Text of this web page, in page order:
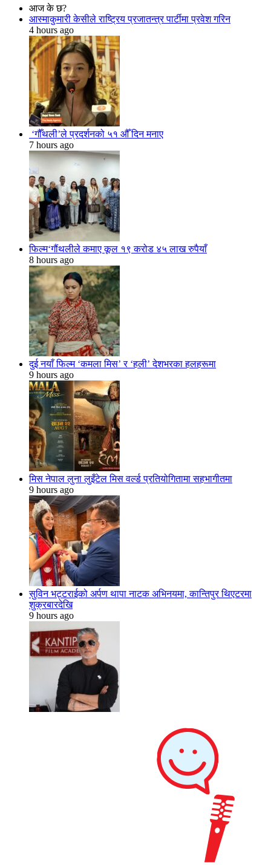
आज के छ?
आस्माकुमारी केसीले राष्ट्रिय प्रजातन्त्र पार्टीमा प्रवेश गरिन
4 hours ago
‘गौँथली’ले प्रदर्शनको ५१ औँ दिन मनाए
7 hours ago
फिल्म‘गौंथलीले कमाए कूल १९ करोड ४५ लाख रुपैयाँ
8 hours ago
दुई नयाँ फिल्म ‘कमला मिस’ र ‘हली’ देशभरका हलहरूमा
9 hours ago
मिस नेपाल लुना लुइँटेल मिस वर्ल्ड प्रतियोगितामा सहभागीतमा
9 hours ago
सुविन भट्टराईको अर्पण थापा नाटक अभिनयमा, कान्तिपुर थिएटरमा
शुक्रबारदेखि
9 hours ago